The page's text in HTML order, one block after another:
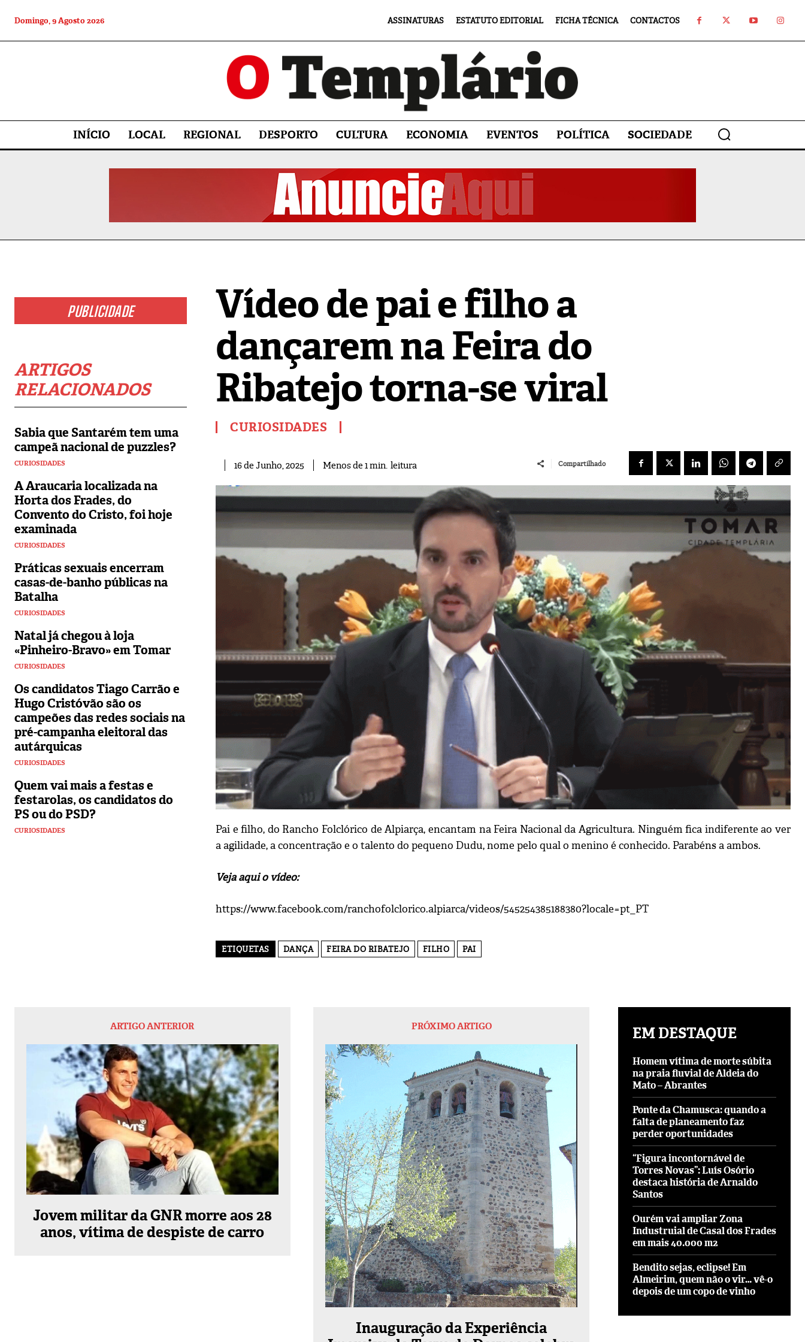
Domingo, 9 Agosto 2026 ASSINATURAS ESTATUTO EDITORIAL FICHA TÉCNICA CONTACTOS
INÍCIO LOCAL REGIONAL DESPORTO CULTURA ECONOMIA EVENTOS POLÍTICA SOCIEDADE
PUBLICIDADE
ARTIGOS
RELACIONADOS
Sabia que Santarém tem uma
campeã nacional de puzzles?
CURIOSIDADES
A Araucaria localizada na
Horta dos Frades, do
Convento do Cristo, foi hoje
examinada
CURIOSIDADES
Práticas sexuais encerram
casas-de-banho públicas na
Batalha
CURIOSIDADES
Natal já chegou à loja
«Pinheiro-Bravo» em Tomar
CURIOSIDADES
Os candidatos Tiago Carrão e
Hugo Cristóvão são os
campeões das redes sociais na
pré-campanha eleitoral das
autárquicas
CURIOSIDADES
Quem vai mais a festas e
festarolas, os candidatos do
PS ou do PSD?
CURIOSIDADES
Vídeo de pai e filho a
dançarem na Feira do
Ribatejo torna-se viral
CURIOSIDADES
16 de Junho, 2025 Menos de 1min. leitura Compartilhado
Pai e filho, do Rancho Folclórico de Alpiarça, encantam na Feira Nacional da Agricultura. Ninguém fica indiferente ao ver
a agilidade, a concentração e o talento do pequeno Dudu, nome pelo qual o menino é conhecido. Parabéns a ambos.
Veja aqui o vídeo:
https://www.facebook.com/ranchofolclorico.alpiarca/videos/545254385188380?locale=pt_PT
ETIQUETAS DANÇA FEIRA DO RIBATEJO FILHO PAI
ARTIGO ANTERIOR
Jovem militar da GNR morre aos 28
anos, vítima de despiste de carro
PRÓXIMO ARTIGO
Inauguração da Experiência
EM DESTAQUE
Homem vítima de morte súbita
na praia fluvial de Aldeia do
Mato – Abrantes
Ponte da Chamusca: quando a
falta de planeamento faz
perder oportunidades
“Figura incontornável de
Torres Novas”: Luís Osório
destaca história de Arnaldo
Santos
Ourém vai ampliar Zona
Industruial de Casal dos Frades
em mais 40.000 m2
Bendito sejas, eclipse! Em
Almeirim, quem não o vir… vê-o
depois de um copo de vinho